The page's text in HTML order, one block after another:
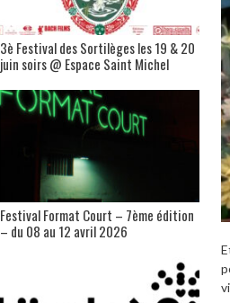
3è Festival des Sortilèges les 19 & 20
juin soirs @ Espace Saint Michel
Festival Format Court – 7ème édition
– du 08 au 12 avril 2026